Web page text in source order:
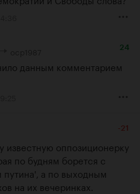
24
данным комментарием
-21
оппозиционерку
по будням борется с
а по выходным
на их вечеринках.